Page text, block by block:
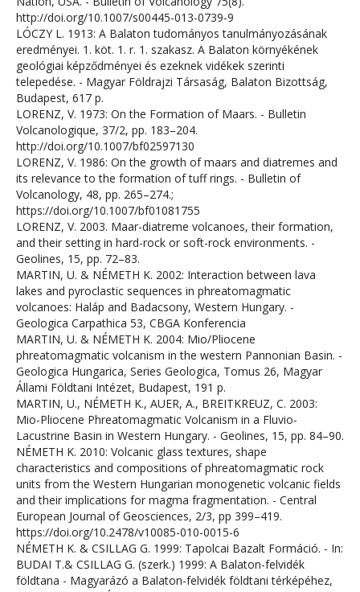
http://doi.org/10.1007/s00445-013-0739-9
LÓCZY L. 1913: A Balaton tudományos tanulmányozásának
eredményei. 1. köt. 1. r. 1. szakasz. A Balaton környékének
geológiai képződményei és ezeknek vidékek szerinti
telepedése. - Magyar Földrajzi Társaság, Balaton Bizottság,
Budapest, 617 p.
LORENZ, V. 1973: On the Formation of Maars. - Bulletin
Volcanologique, 37/2, pp. 183–204.
http://doi.org/10.1007/bf02597130
LORENZ, V. 1986: On the growth of maars and diatremes and
its relevance to the formation of tuff rings. - Bulletin of
Volcanology, 48, pp. 265–274.;
https://doi.org/10.1007/bf01081755
LORENZ, V. 2003. Maar-diatreme volcanoes, their formation,
and their setting in hard-rock or soft-rock environments. -
Geolines, 15, pp. 72–83.
MARTIN, U. & NÉMETH K. 2002: Interaction between lava
lakes and pyroclastic sequences in phreatomagmatic
volcanoes: Haláp and Badacsony, Western Hungary. -
Geologica Carpathica 53, CBGA Konferencia
MARTIN, U. & NÉMETH K. 2004: Mio/Pliocene
phreatomagmatic volcanism in the western Pannonian Basin. -
Geologica Hungarica, Series Geologica, Tomus 26, Magyar
Állami Földtani Intézet, Budapest, 191 p.
MARTIN, U., NÉMETH K., AUER, A., BREITKREUZ, C. 2003:
Mio-Pliocene Phreatomagmatic Volcanism in a Fluvio-
Lacustrine Basin in Western Hungary. - Geolines, 15, pp. 84–90.
NÉMETH K. 2010: Volcanic glass textures, shape
characteristics and compositions of phreatomagmatic rock
units from the Western Hungarian monogenetic volcanic fields
and their implications for magma fragmentation. - Central
European Journal of Geosciences, 2/3, pp 399–419.
https://doi.org/10.2478/v10085-010-0015-6
NÉMETH K. & CSILLAG G. 1999: Tapolcai Bazalt Formáció. - In:
BUDAI T.& CSILLAG G. (szerk.) 1999: A Balaton-felvidék
földtana - Magyarázó a Balaton-felvidék földtani térképéhez,